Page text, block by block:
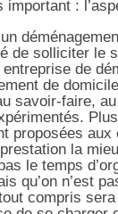
important :
de solliciter le
de
de
savoir-faire,
proposées aux
la
le temps
qu’on n’est
compris